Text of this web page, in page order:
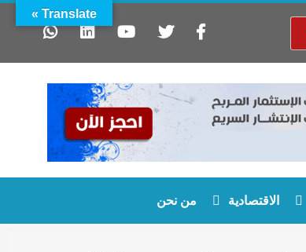
الاقتصادية من نحن
Translate »